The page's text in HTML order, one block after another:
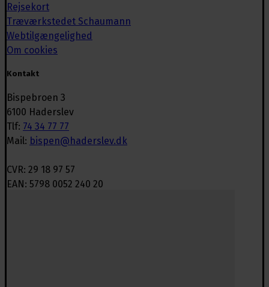
Rejsekort
Træværkstedet Schaumann
Webtilgængelighed
Om cookies
Kontakt
Bispebroen 3
6100 Haderslev
Tlf: 74 34 77 77
Mail: bispen@haderslev.dk
CVR: 29 18 97 57
EAN: 5798 0052 240 20